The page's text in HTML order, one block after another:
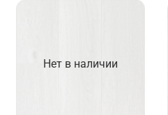
Нет в наличии